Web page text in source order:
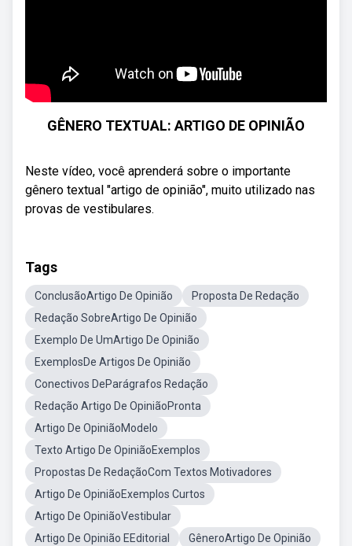
GÊNERO TEXTUAL: ARTIGO DE OPINIÃO
Neste vídeo, você aprenderá sobre o importante
gênero textual "artigo de opinião", muito utilizado nas
provas de vestibulares.
Tags
ConclusãoArtigo De Opinião
Proposta De Redação
Redação SobreArtigo De Opinião
Exemplo De UmArtigo De Opinião
ExemplosDe Artigos De Opinião
Conectivos DeParágrafos Redação
Redação Artigo De OpiniãoPronta
Artigo De OpiniãoModelo
Texto Artigo De OpiniãoExemplos
Propostas De RedaçãoCom Textos Motivadores
Artigo De OpiniãoExemplos Curtos
Artigo De OpiniãoVestibular
Artigo De Opinião EEditorial
GêneroArtigo De Opinião